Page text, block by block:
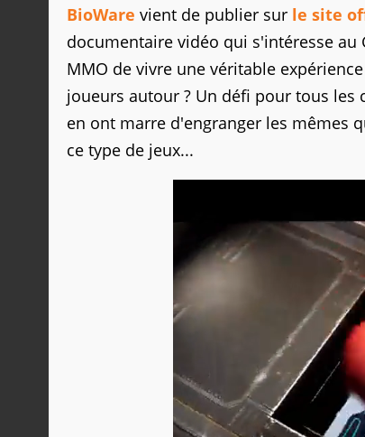
BioWare vient de publier sur le site
documentaire vidéo qui s'intéresse
MMO de vivre une véritable
joueurs autour ? Un défi pour tous
en ont marre d'engranger les mêmes
ce type de jeux...